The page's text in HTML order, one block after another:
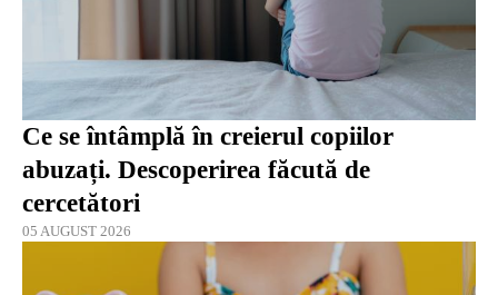
Ce se întâmplă în creierul copiilor
abuzați. Descoperirea făcută de
cercetători
05 AUGUST 2026